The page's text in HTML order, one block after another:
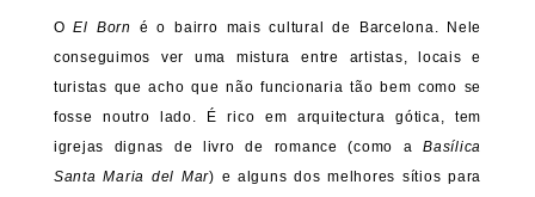
O El Born
é o bairro mais cultural de Barcelona. Nele
conseguimos ver uma mistura entre artistas, locais e
turistas que acho que não funcionaria tão bem como se
fosse noutro lado. É rico em arquitectura gótica, tem
igrejas dignas de livro de romance (como aBasílica
Santa Maria del Mar) e alguns dos melhores sítios para